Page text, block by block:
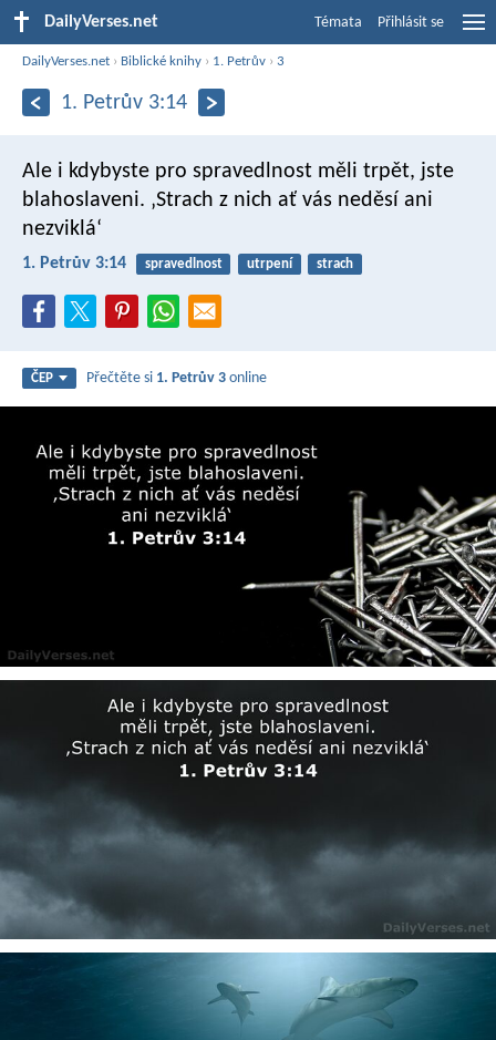
DailyVerses.net Témata Přihlásit se
DailyVerses.net › Biblické knihy › 1. Petrův ›3
1. Petrův 3:14
Ale i kdybyste pro spravedlnost měli trpět, jste
blahoslaveni. ‚Strach z nich ať vás neděsí ani
nezviklá‘
1. Petrův 3:14 spravedlnost utrpení strach
ČEP Přečtěte si 1. Petrův 3 online